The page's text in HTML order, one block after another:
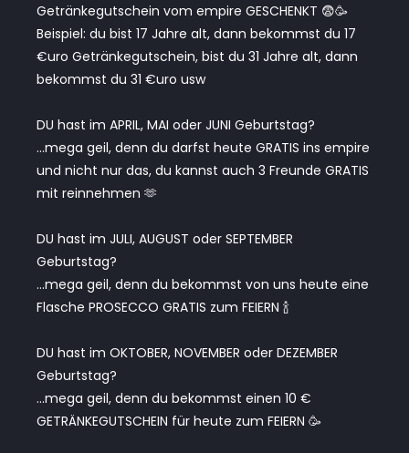
Getränkegutschein vom empire GESCHENKT 😨🥳
Beispiel: du bist 17 Jahre alt, dann bekommst du 17
€uro Getränkegutschein, bist du 31 Jahre alt, dann
bekommst du 31 €uro usw
DU hast im APRIL, MAI oder JUNI Geburtstag?
…mega geil, denn du darfst heute GRATIS ins empire
und nicht nur das, du kannst auch 3 Freunde GRATIS
mit reinnehmen 🫶
DU hast im JULI, AUGUST oder SEPTEMBER
Geburtstag?
…mega geil, denn du bekommst von uns heute eine
Flasche PROSECCO GRATIS zum FEIERN 🍾
DU hast im OKTOBER, NOVEMBER oder DEZEMBER
Geburtstag?
…mega geil, denn du bekommst einen 10 €
GETRÄNKEGUTSCHEIN für heute zum FEIERN 🥳